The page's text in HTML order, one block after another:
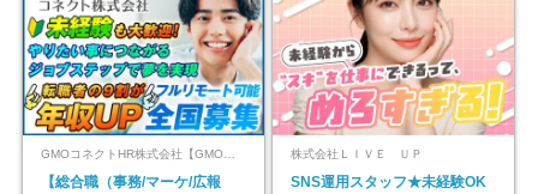
GMOコネクトHR株式会社【GMOインターネットグループ】
【総合職（事務/マーケ/広報
株式会社ＬＩＶＥ ＵＰ
SNS運用スタッフ★未経験OK